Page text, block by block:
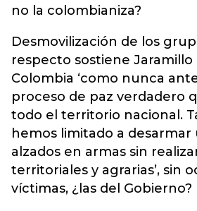
no la colombianiza?
Desmovilización de los
respecto sostiene Jaramillo
Colombia ‘como nunca
proceso de paz verdadero
todo el territorio nacional.
hemos limitado a
alzados en armas sin
territoriales y agrarias’, sin
víctimas, ¿las del Gobierno?